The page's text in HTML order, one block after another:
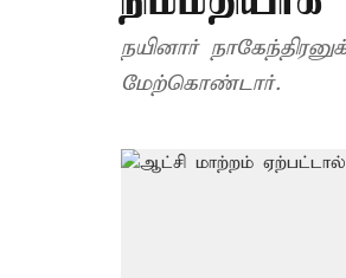
நயினார்
மேற்கொண்டார்.